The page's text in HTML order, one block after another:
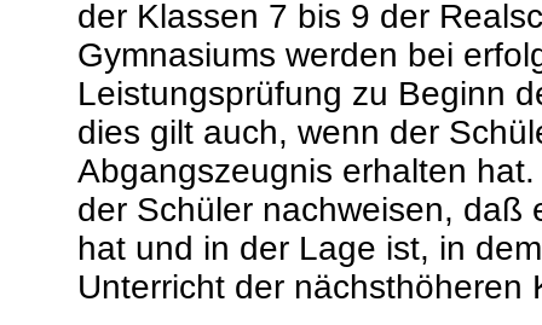
der Klassen 7 bis 9 der
Gymnasiums werden bei
Leistungsprüfung zu Beginn
dies gilt auch, wenn der
Abgangszeugnis erhalten
der Schüler nachweisen, daß
hat und in der Lage ist, in
Unterricht der nächsthöheren